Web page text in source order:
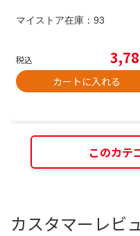
マイストア在庫： 93
税込
カートに入れる
このカテ
カスタマーレビ